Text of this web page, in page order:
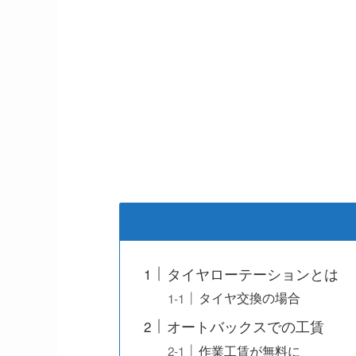
タイヤローテーションとは
タイヤ交換の場合
オートバックスでの工賃
作業工賃が無料に